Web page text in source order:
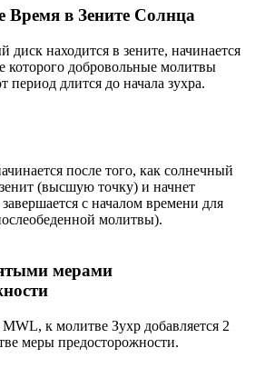
Время в Зените Солнца
диск находится в зените, начинается
которого добровольные молитвы
период длится до начала зухра.
после того, как солнечный
(высшую точку) и начнет
с началом времени для
молитвы).
мерами
к молитве Зухр добавляется 2
меры предосторожности.